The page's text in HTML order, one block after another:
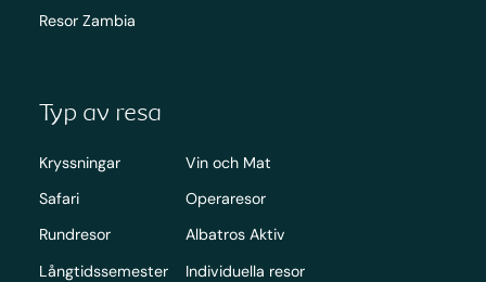
Resor Zambia
Typ av resa
Kryssningar
Safari
Rundresor
Långtidssemester
Vin och Mat
Operaresor
Albatros Aktiv
Individuella resor